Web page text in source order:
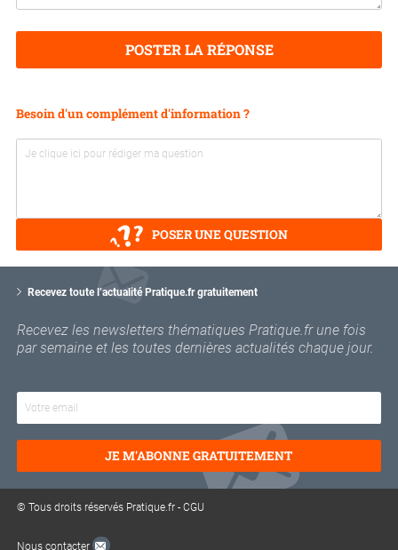
POSTER LA RÉPONSE
Besoin d'un complément d'information ?
POSER UNE QUESTION
Recevez toute l’actualité Pratique.fr gratuitement
Recevez les newsletters thématiques Pratique.fr une fois
par semaine et les toutes dernières actualités chaque jour.
o
r
e
e
JE M'ABONNE GRATUITEMENT
© Tous droits réservés Pratique.fr -CGU
Nous contacter